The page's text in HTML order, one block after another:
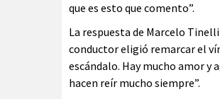
que es esto que comento”.
La respuesta de Marcelo
conductor eligió remarcar el
escándalo. Hay mucho amor y
hacen reír mucho siempre”.